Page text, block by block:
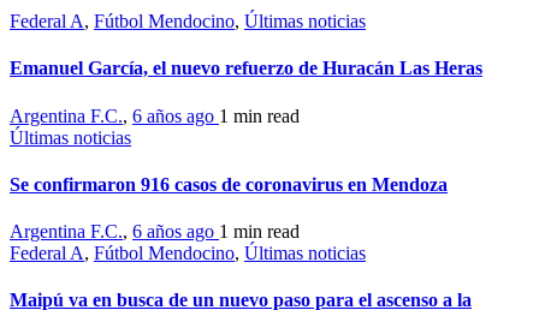
Federal A, Fútbol Mendocino, Últimas noticias
Emanuel García, el nuevo refuerzo de Huracán Las Heras
Argentina F.C., 6 años ago 1 min read
Últimas noticias
Se confirmaron 916 casos de coronavirus en Mendoza
Argentina F.C., 6 años ago 1 min read
Federal A, Fútbol Mendocino, Últimas noticias
Maipú va en busca de un nuevo paso para el ascenso a la